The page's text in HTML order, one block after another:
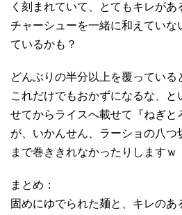
く刻まれていて、とてもキレがあ
チャーシューを一緒に和えていな
ているかも？
どんぶりの半分以上を覆っている
これだけでもおかずになるな、と
せてからライスへ載せて『ねぎと
が、いかんせん、ラーショの八つ
まで巻ききれなかったりしますｗ
まとめ：
固めにゆでられた麺と、キレの